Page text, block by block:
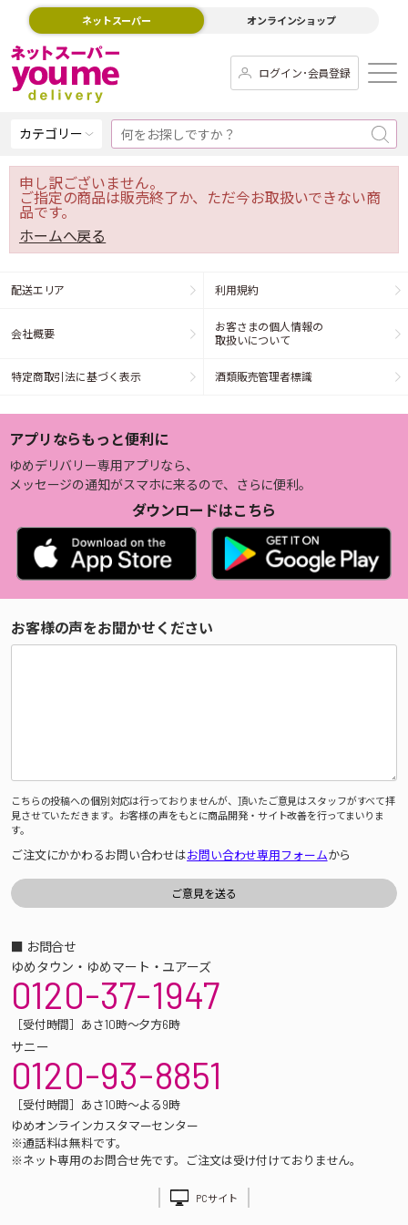
ネットスーパー オンラインショップ
ログイン･会員登録
カテゴリー
申し訳ございません。
ご指定の商品は販売終了か、ただ今お取扱いできない商
品です。
ホームへ戻る
配送エリア 利用規約
会社概要
お客さまの個人情報の
取扱いについて
特定商取引法に基づく表示 酒類販売管理者標識
アプリならもっと便利に
ゆめデリバリー専用アプリなら、
メッセージの通知がスマホに来るので、さらに便利。
ダウンロードはこちら
お客様の声をお聞かせください
こちらの投稿への個別対応は行っておりませんが、頂いたご意見はスタッフがすべて拝
見させていただきます。お客様の声をもとに商品開発・サイト改善を行ってまいりま
す。
ご注文にかかわるお問い合わせはお問い合わせ専用フォームから
■ お問合せ
ゆめタウン・ゆめマート・ユアーズ
0120-37-1947
［受付時間］あさ10時～夕方6時
サニー
0120-93-8851
［受付時間］あさ10時～よる9時
ゆめオンラインカスタマーセンター
※通話料は無料です。
※ネット専用のお問合せ先です。ご注文は受け付けておりません。
PCサイト